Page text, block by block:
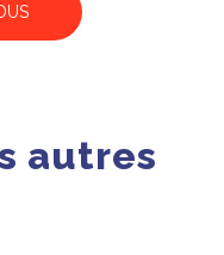
autres